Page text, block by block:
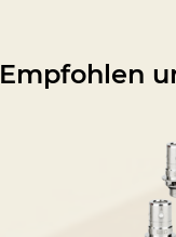
Empfohlen